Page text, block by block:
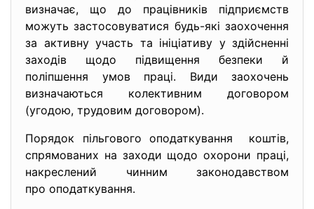
визначає, що до працівників підприємств
можуть застосовуватися будь-які заохочення
за активну участь та ініціативу у здійсненні
заходів щодо підвищення безпеки й
поліпшення умов праці. Види заохочень
визначаються колективним договором
(угодою, трудовим договором).
Порядок пільгового оподаткування коштів,
спрямованих на заходи щодо охорони праці,
накреслений чинним законодавством
про оподаткування.